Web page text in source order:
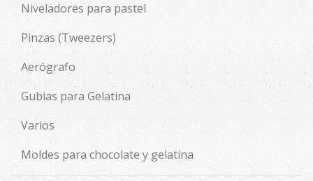
Niveladores para pastel
Pinzas (Tweezers)
Aerógrafo
Gubias para Gelatina
Varios
Moldes para chocolate y gelatina